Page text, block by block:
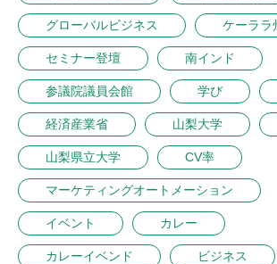
グローバルビジネス ケーララ
セミナー登壇 南インド
参議院議員会館 学び
経済産業省 山梨大学
山梨県立大学 CV率
マーケティングオートメーション
イベント カレー
カレーイベンド ビジネス